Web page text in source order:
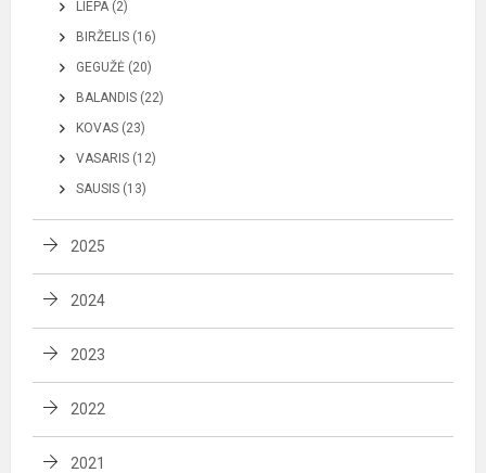
LIEPA (2)
BIRŽELIS (16)
GEGUŽĖ (20)
BALANDIS (22)
KOVAS (23)
VASARIS (12)
SAUSIS (13)
2025
2024
2023
2022
2021